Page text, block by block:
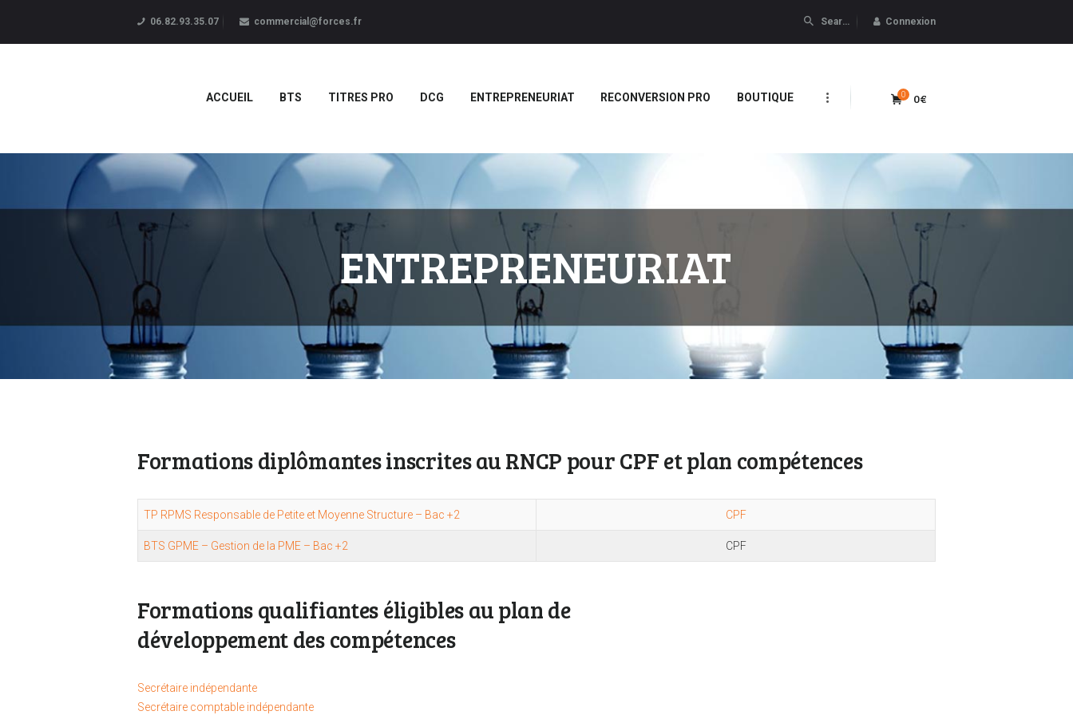
06.82.93.35.07 commercial@forces.fr Connexion
ACCUEIL BTS TITRES PRO DCG ENTREPRENEURIAT RECONVERSION PRO BOUTIQUE 0€
0
ENTREPRENEURIAT
Forces LMS
BTS
DCG
RECONVERSION PRO
BOUTIQUE
BLANCHE/SCORM
Formations diplômantes inscrites au RNCP pour CPF et plan compétences
TP RPMS Responsable de Petite et Moyenne Structure – Bac +2 CPF
BTS GPME – Gestion de la PME – Bac +2 CPF
Formations qualifiantes éligibles au plan de
développement des compétences
Secrétaire indépendante
Secrétaire comptable indépendante